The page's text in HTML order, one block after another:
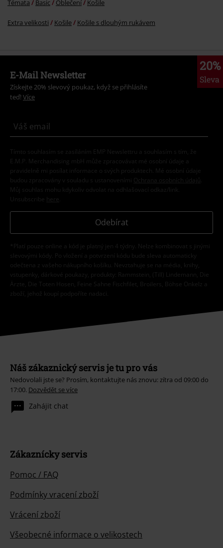
Témata Basic Oblečení Košile
Extra velikosti Košile Košile s dlouhým rukávem
20%
Sleva
E-Mail Newsletter
Získejte 20% slevový poukaz, když se přihlásíte
teď! Více
Tímto souhlasím se zasíláním EMP Newslettru a souhlasím s tím, že
E.M.P. Merchandising mbH může zpracovávat mé osobní údaje a
pravidelně mi posílat informace o svých produktech. Mé osobní údaje
budou zpracovány v souladu s ustanoveními
Ochrana osobních údajů
Můj souhlas mohu kdykoliv odvolat na odhlašovací odkaz/link.
Unsubscribe here
Odebírat
*Platí pouze online a kód je platný jen 4 týdny. Nelze kombinovat s jinými
slevovými kódy. Po vložení a potvrzení kódu bude sleva automaticky
odečtena z vašeho nákupního košíku. Nevztahuje se na média, knihy,
vstupenky, dárkové poukazy, produkty: Rammstein, (Till) Lindemann, Die
Ärzte, Die Toten Hosen, Feine Sahne Fischfilet, Broilers, Böhse Onkelz a
zboží, jehož koupí podpoříte nadaci.
Náš zákaznický servis je tu pro vás
Nedovolali jste se? Prosím, kontaktujte nás znovu: zítra od 09:00 do
17:00. Dozvědět se více
Zahájit chat
Zákaznícky servis
Pomoc / FAQ
Podmínky vracení zboží
Vrácení zboží
Všeobecné informace o velikostech